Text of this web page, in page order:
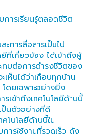
การเรียนรู้ตลอดชีวิต
การสื่อสารเป็นไป
ยีที่เกี่ยวข้อง ได้เข้าถึงผู้
ทบต่อการดำรงชีวิตของ
เห็นได้ว่าเกือบทุกบ้าน
ดยเฉพาะอย่างยิ่ง
รเข้าถึงเทคโนโลยีด้านนี้
ป็นตัวอย่างที่ดี
โนโลยีด้านนี้ใน
ารใช้งานที่รวดเร็ว ดัง